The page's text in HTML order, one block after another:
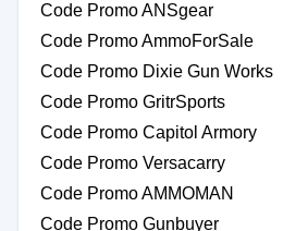
Code Promo ANSgear
Code Promo AmmoForSale
Code Promo Dixie Gun Works
Code Promo GritrSports
Code Promo Capitol Armory
Code Promo Versacarry
Code Promo AMMOMAN
Code Promo Gunbuyer